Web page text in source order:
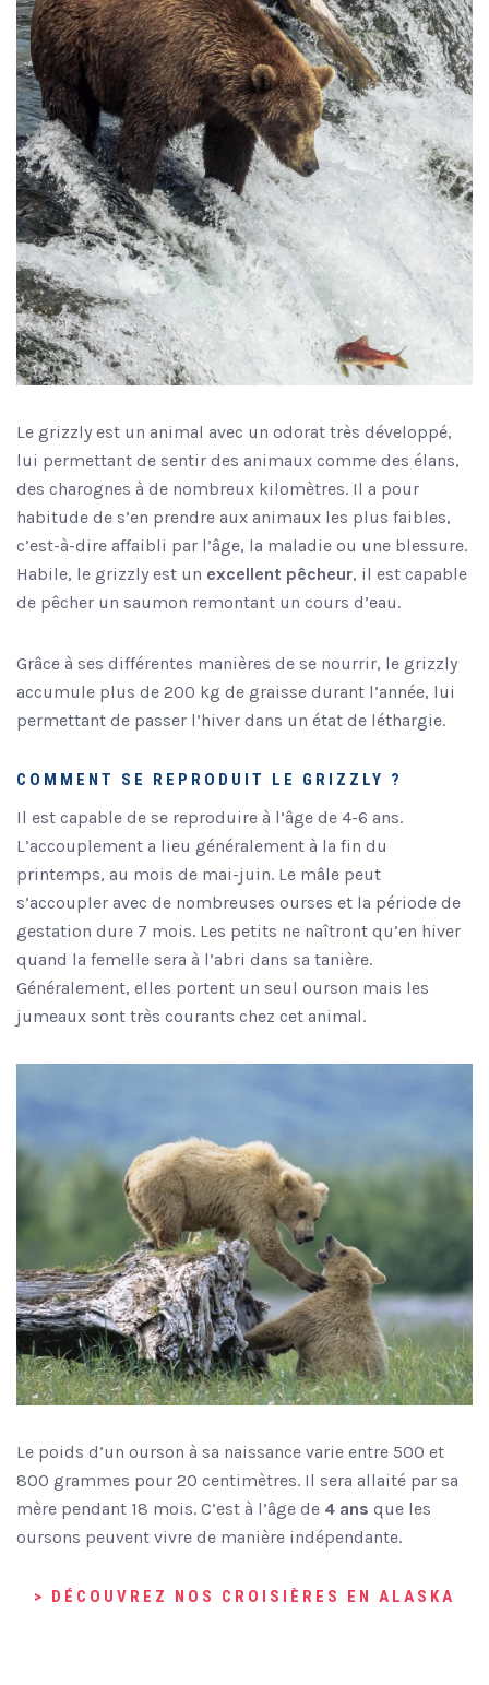
Le grizzly est un animal avec un odorat très développé,
lui permettant de sentir des animaux comme des élans,
des charognes à de nombreux kilomètres. Il a pour
habitude de s’en prendre aux animaux les plus faibles,
c’est-à-dire affaibli par l’âge, la maladie ou une blessure.
Habile, le grizzly est un excellent pêcheur, il est capable
de pêcher un saumon remontant un cours d’eau.
Grâce à ses différentes manières de se nourrir, le grizzly
accumule plus de 200 kg de graisse durant l’année, lui
permettant de passer l’hiver dans un état de léthargie.
COMMENT SE REPRODUIT LE GRIZZLY ?
Il est capable de se reproduire à l’âge de 4-6 ans.
L’accouplement a lieu généralement à la fin du
printemps, au mois de mai-juin. Le mâle peut
s’accoupler avec de nombreuses ourses et la période de
gestation dure 7 mois. Les petits ne naîtront qu’en hiver
quand la femelle sera à l’abri dans sa tanière.
Généralement, elles portent un seul ourson mais les
jumeaux sont très courants chez cet animal.
Le poids d’un ourson à sa naissance varie entre 500 et
800 grammes pour 20 centimètres. Il sera allaité par sa
mère pendant 18 mois. C’est à l’âge de 4 ans que les
oursons peuvent vivre de manière indépendante.
> DÉCOUVREZ NOS CROISIÈRES EN ALASKA